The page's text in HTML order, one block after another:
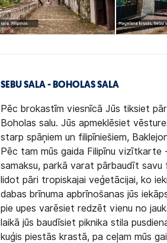
SEBU SALA - BOHOLAS SALA
Pēc brokastīm viesnīcā Jūs tiksiet
Boholas salu. Jūs apmeklēsiet
starp spāņiem un filipīniešiem,
Pēc tam mūs gaida Filipīnu vizītkarte
samaksu, parkā varat pārbaudīt
lidot pāri tropiskajai veģetācijai, ko
dabas brīnuma apbrīnošanas jūs
pie upes varēsiet redzēt vienu no
laikā jūs baudīsiet piknika stila
kuģis piestās krastā, pa ceļam mūs